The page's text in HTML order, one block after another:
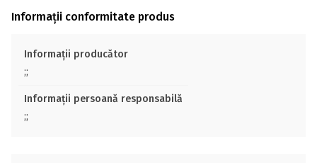
Informații conformitate produs
Informații producător
;;
Informații persoană responsabilă
;;